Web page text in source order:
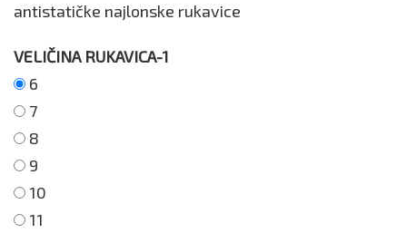
antistatičke najlonske rukavice
VELIČINA RUKAVICA-1
6
7
8
9
10
11